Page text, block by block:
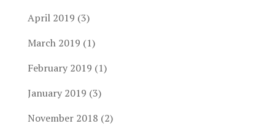
April 2019 (3)
March 2019 (1)
February 2019 (1)
January 2019 (3)
November 2018 (2)